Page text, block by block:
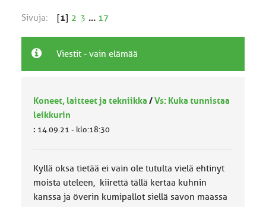
Sivuja: [1] 2 3 ... 17
Viestit - vain elämää
Koneet, laitteet ja tekniikka /Vs: Kuka tunnistaa
leikkurin
: 14.09.21 - klo:18:30
Kyllä oksa tietää ei vain ole tutulta vielä ehtinyt
moista uteleen, kiirettä tällä kertaa kuhnin
kanssa ja överin kumipallot siellä savon maassa